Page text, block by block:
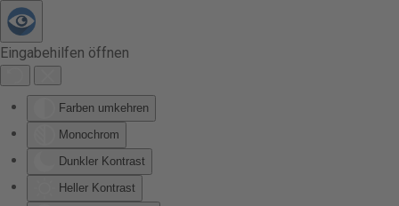
Eingabehilfen öffnen
Farben umkehren
Monochrom
Dunkler Kontrast
Heller Kontrast
Zum Hauptinhalt springen